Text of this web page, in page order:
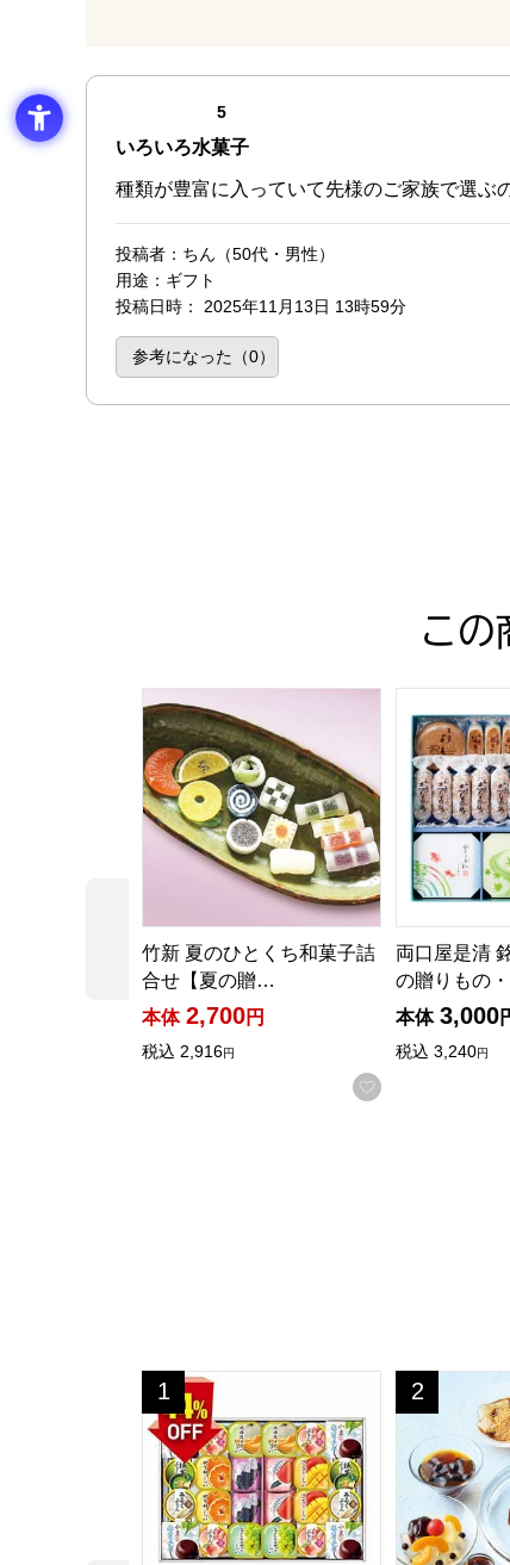
最新の商品レビュー
5点（5点満点中）
いろいろ水菓子
種類が豊富に入っていて先様のご家族で選ぶ
投稿者 ：ちん（50代・男性）
用途 ：ギフト
投稿日時 ： 2025年11月13日 13時59分
参考になった（0）
この
竹新 夏のひとくち和菓子詰合せ【夏の贈
竹新 夏のひとくち和菓子詰
合せ【夏の贈…
本体 2,700円
税込 2,916円
お気に入りに登
両口屋是清
両口屋是清
の贈りもの
本体 3,000
税込 3,240円
源楽製菓 和風菓子詰合せ【夏の贈りもの・
1
位
榮太樓總本
2
位